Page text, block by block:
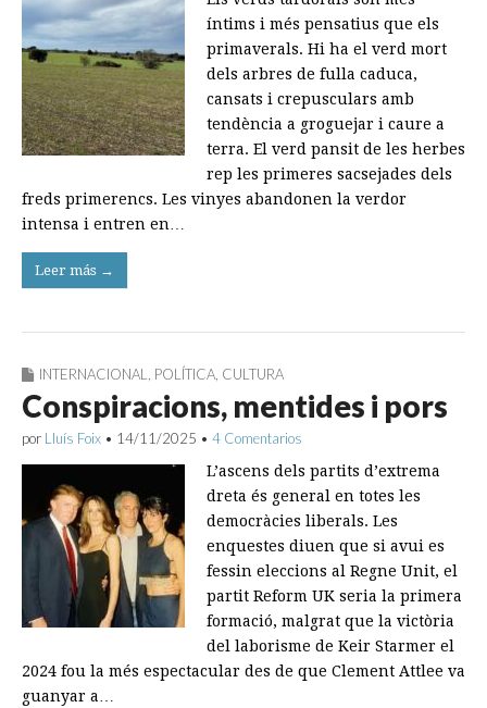
íntims i més pensatius que els
primaverals. Hi ha el verd mort
dels arbres de fulla caduca,
cansats i crepusculars amb
tendència a groguejar i caure a
terra. El verd pansit de les herbes
rep les primeres sacsejades dels
freds primerencs. Les vinyes abandonen la verdor
intensa i entren en…
Leer más →
INTERNACIONAL POLÍTICA CULTURA
Conspiracions, mentides i pors
por Lluís Foix • 14/11/2025 • 4 Comentarios
L’ascens dels partits d’extrema
dreta és general en totes les
democràcies liberals. Les
enquestes diuen que si avui es
fessin eleccions al Regne Unit, el
partit Reform UK seria la primera
formació, malgrat que la victòria
del laborisme de Keir Starmer el
2024 fou la més espectacular des de que Clement Attlee va
guanyar a…